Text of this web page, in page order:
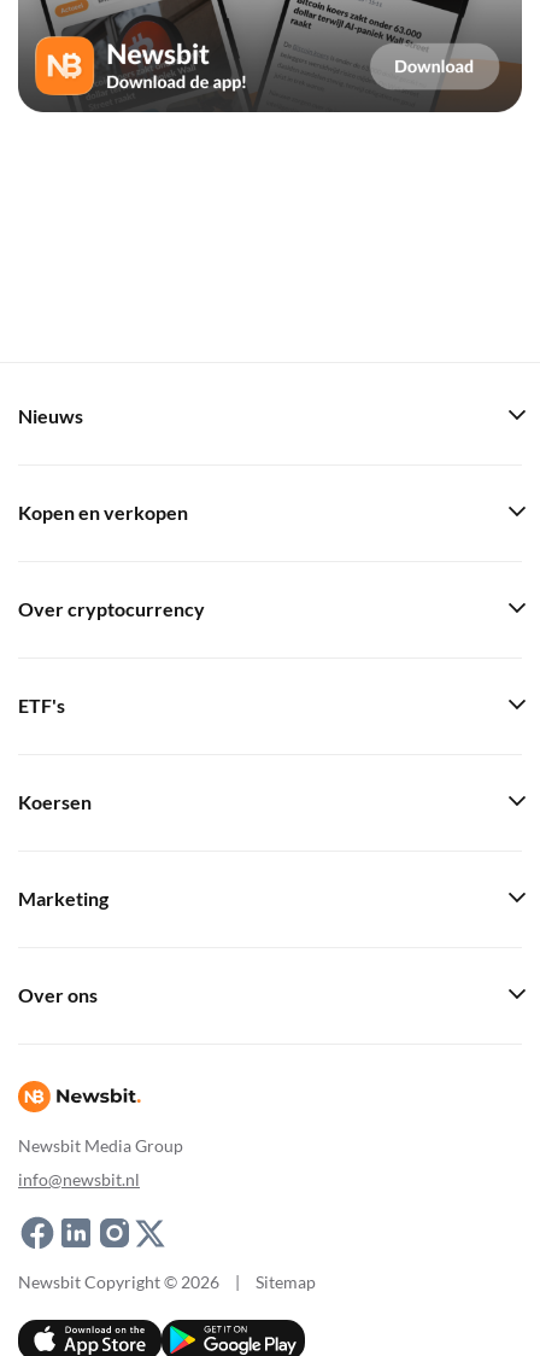
Newsbit Media Group
info@newsbit.nl
Nieuws
Kopen en verkopen
Over cryptocurrency
ETF's
Koersen
Marketing
Over ons
Newsbit Copyright © 2026 | Sitemap